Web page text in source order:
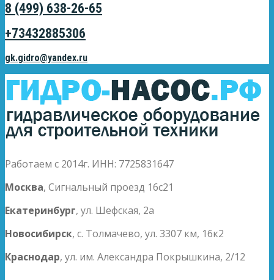
8 (499) 638-26-65
+73432885306
gk.gidro@yandex.ru
Работаем с 2014г. ИНН: 7725831647
Москва, Сигнальный проезд 16с21
Екатеринбург, ул. Шефская, 2а
Новосибирск, с. Толмачево, ул. 3307 км, 16к2
Краснодар, ул. им. Александра Покрышкина, 2/12